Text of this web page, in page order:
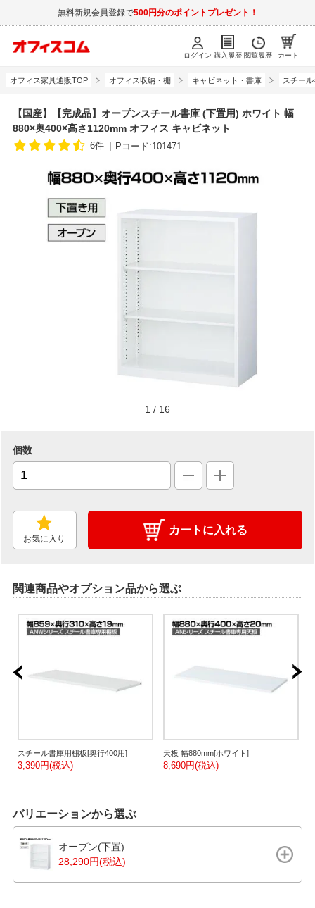
無料新規会員登録で500円分のポイントプレゼント！
ログイン 購入履歴 閲覧履歴 カート
オフィス家具通販TOP オフィス収納・棚 キャビネット・書庫 スチー
【国産】【完成品】オープンスチール書庫 (下置用) ホワイト 幅
880×奥400×高さ1120mm オフィス キャビネット
6件 Pコード:101471
1 / 16
個数
お気に入り
カートに入れる
関連商品やオプション品から選ぶ
スチール書庫用棚板[奥行400用]
3,390円(税込)
天板 幅880mm[ホワイト]
8,690円(税込)
バリエーションから選ぶ
オープン(下置)
28,290円(税込)